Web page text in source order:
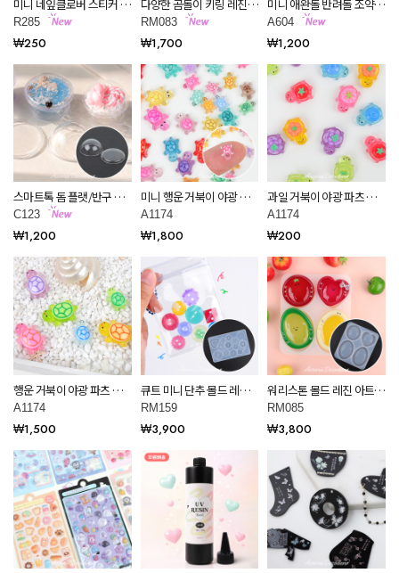
미니 네잎클로버 스티커 레
진 아트 공예 재료 R285
R285
₩250
다양한 곰돌이 키링 레진
아트 몰드 RM083
RM083
₩1,700
미니 애완돌 반려돌 조약돌
꾸미기 돌맹이 파츠 공예
재료 데코덴 만들기 재료
A604
A604
₩1,200
스마트톡 돔 플랫/반구 쉐
이커 가드 레진 아트 재료
C123
C123
₩1,200
미니 행운 거북이 야광 파
츠 공예 재료 데코덴 만들
기 재료 A1174
A1174
₩1,800
과일 거북이 야광 파츠 공
예 재료 데코덴 만들기 재
료 A1174
A1174
₩200
행운 거북이 야광 파츠 공
예 재료 데코덴 만들기 재
료 A1174
A1174
₩1,500
큐트 미니 단추 몰드 레진
아트 몰드 RM159
RM159
₩3,900
워리스톤 몰드 레진 아트
몰드 RM085
RM085
₩3,800